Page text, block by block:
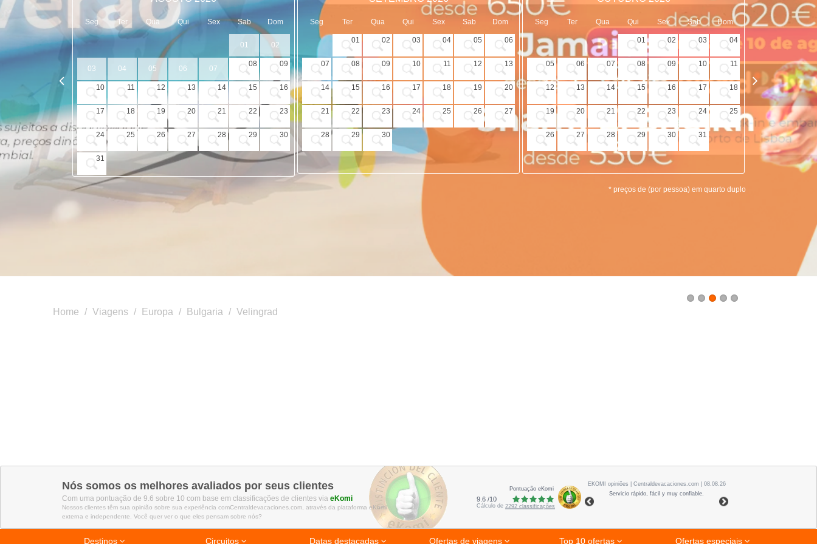
1 2 3 4 5
Seg Ter Qua Qui Sex Sab Dom
01 02
03 04 05 06 07
08 09
10 11 12 13 14 15 16
17 18 19 20 21 22 23
24 25 26 27 28 29 30
31
Seg Ter Qua Qui Sex Sab Dom
01 02 03 04 05 06
07 08 09 10 11 12 13
14 15 16 17 18 19 20
21 22 23 24 25 26 27
28 29 30
Seg Ter Qua Qui Sex Sab Dom
01 02 03 04
05 06 07 08 09 10 11
12 13 14 15 16 17 18
19 20 21 22 23 24 25
26 27 28 29 30 31
Seg Ter
02 03
09 10
16 17
23 24
30
* preços de (por pessoa) em quarto duplo
Home / Viagens / Europa / Bulgaria / Velingrad
Nós somos os melhores avaliados por seus clientes
Com uma pontuação de 9.6 sobre 10 com base em classificações de clientes via eKomi
Nossos clientes têm sua opinião sobre sua experiência comCentraldevacaciones.com, através da plataforma eKomi
externa e independente. Você quer ver o que eles pensam sobre nós?
Pontuação eKomi
9.6/10
Cálculo de2292classificações
EKOMI opiniões
| Centraldevacaciones.com | 08.08.26
Servicio rápido, fácil y muy confiable.
Destinos Circuitos Datas destacadas Ofertas de viagens Top 10 ofertas Ofertas especiais